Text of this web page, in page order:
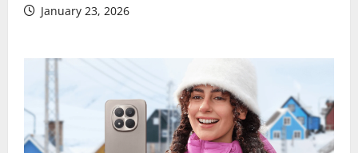
January 23, 2026